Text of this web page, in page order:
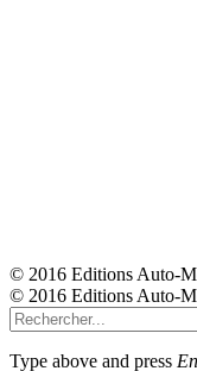
© 2016 Editions Auto-
© 2016 Editions Auto-
Type above and press